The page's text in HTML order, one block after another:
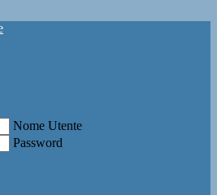
Nome Utente
Password